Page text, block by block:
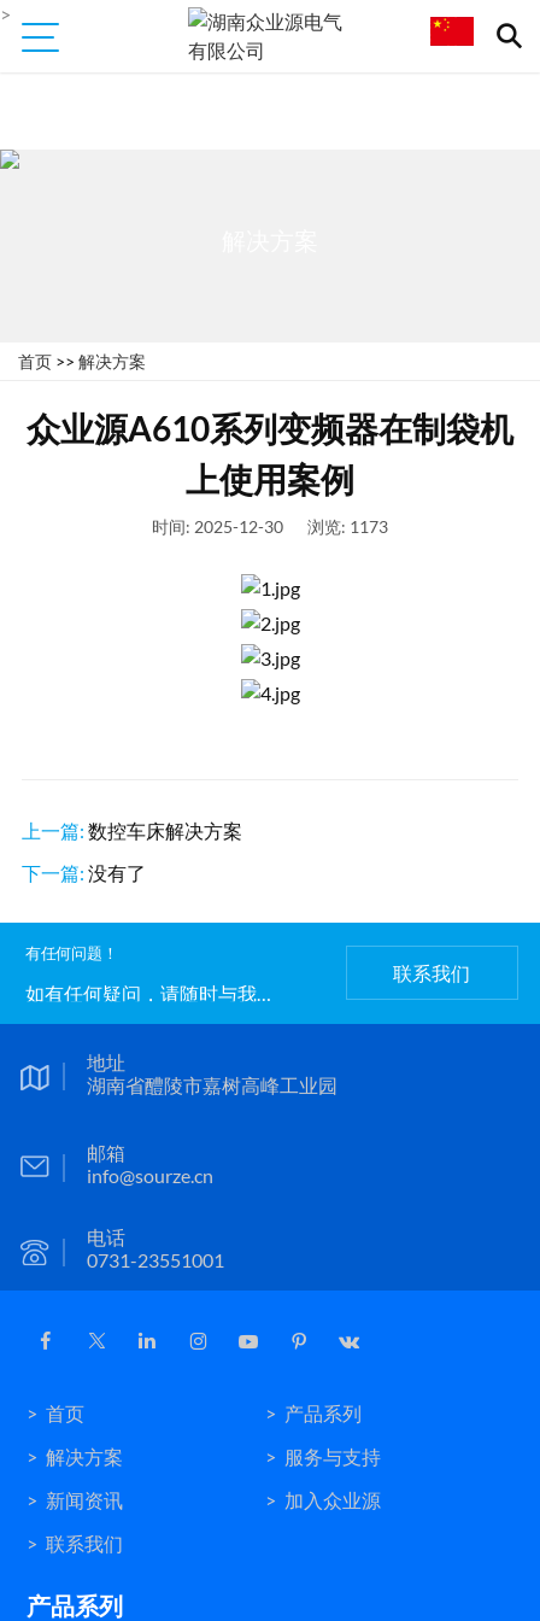
>
首页 >> 解决方案
众业源A610系列变频器在制袋机
上使用案例
时间: 2025-12-30 浏览: 1173
上一篇: 数控车床解决方案
下一篇: 没有了
有任何问题！
如有任何疑问，请随时与我们
联系。
联系我们
地址
湖南省醴陵市嘉树高峰工业园
邮箱
info@sourze.cn
电话
0731-23551001
首页
产品系列
解决方案
服务与支持
新闻资讯
加入众业源
联系我们
产品系列